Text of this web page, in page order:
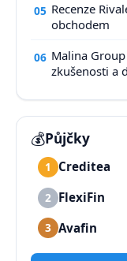
05 Recenze
obchodem
06 Malina
zkušenosti a
💰Půjčky
1 Creditea
2 FlexiFin
3 Avafin